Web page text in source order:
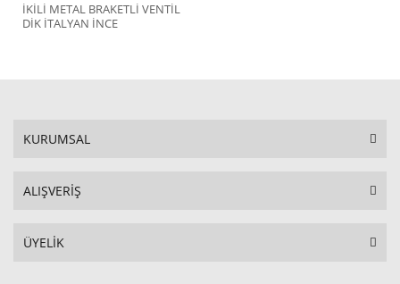
İKİLİ METAL BRAKETLİ VENTİL
DİK İTALYAN İNCE
KURUMSAL
ALIŞVERİŞ
ÜYELİK